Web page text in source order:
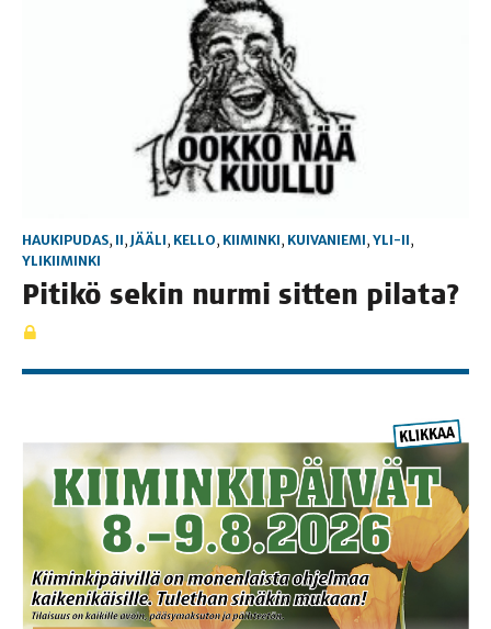
HAUKIPUDAS, II, JÄÄLI, KELLO, KIIMINKI, KUIVANIEMI, YLI-II,
YLIKIIMINKI
Piti­kö sekin nur­mi sit­ten pilata?